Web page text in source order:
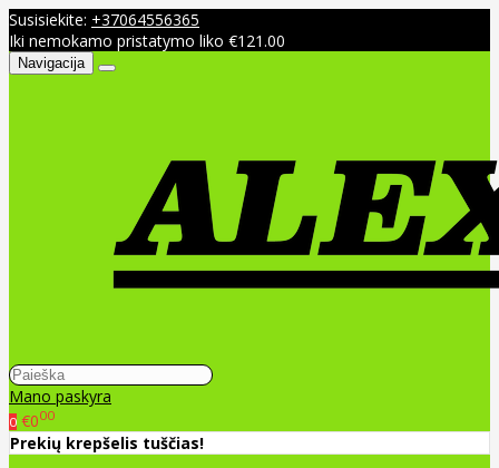
Susisiekite: +37064556365
Iki nemokamo pristatymo liko €121.00
Navigacija
Mano paskyra
0 €000
Prekių krepšelis tuščias!